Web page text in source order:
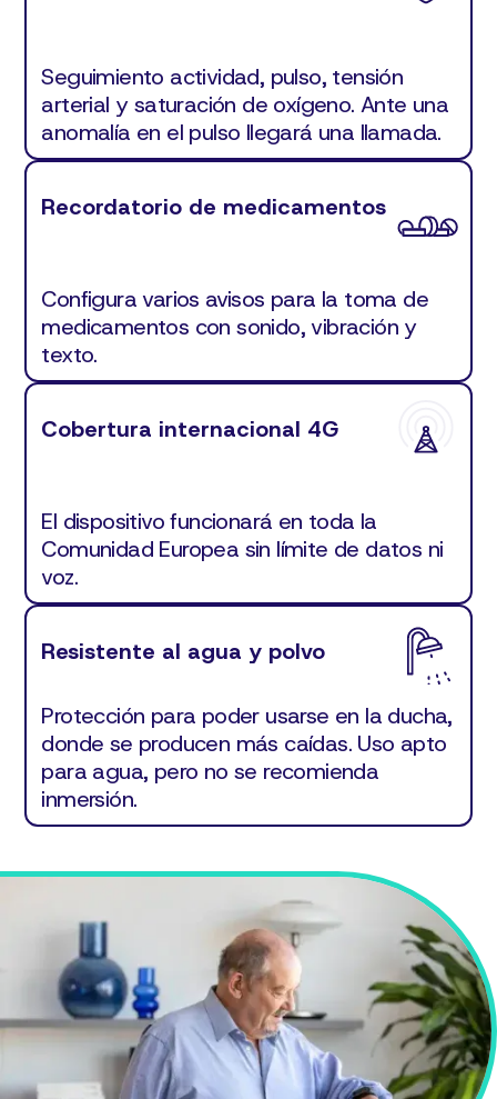
Seguimiento actividad, pulso, tensión
arterial y saturación de oxígeno. Ante una
anomalía en el pulso llegará una llamada.
Recordatorio de medicamentos
Configura varios avisos para la toma de
medicamentos con sonido, vibración y
texto.
Cobertura internacional 4G
El dispositivo funcionará en toda la
Comunidad Europea sin límite de datos ni
voz.
Resistente al agua y polvo
Protección para poder usarse en la ducha,
donde se producen más caídas. Uso apto
para agua, pero no se recomienda
inmersión.